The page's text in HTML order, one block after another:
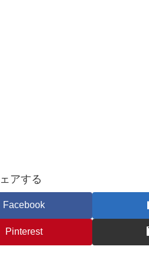
アする
Facebook
Pinterest